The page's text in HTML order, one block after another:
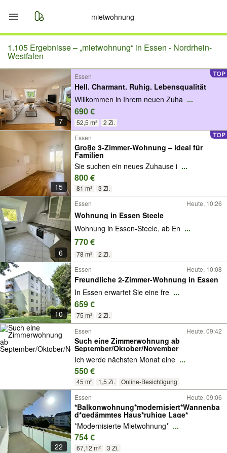
Start
Merkliste
Nachrichten
Anzeige aufgeben
1.105 Ergebnisse –„mietwohnung“ in Essen - Nordrhein-
Westfalen
7
Essen
Hell. Charmant. Ruhig. Lebensqualität
Willkommen in Ihrem neuen Zuha ...
690 €
52,5 m² 2 Zi.
15
Essen
Große 3-Zimmer-Wohnung – ideal für
Familien
Sie suchen ein neues Zuhause i ...
800 €
81 m² 3 Zi.
6
Essen Heute, 10:26
Wohnung in Essen Steele
Wohnung in Essen-Steele, ab En ...
770 €
78 m² 2 Zi.
10
Essen Heute, 10:08
Freundliche 2-Zimmer-Wohnung in Essen
In Essen erwartet Sie eine fre ...
659 €
75 m²
2 Zi.
Essen
Heute, 09:42
Such eine Zimmerwohnung ab
September/Oktober/November
Ich werde nächsten Monat eine ...
550 €
45 m² 1,5 Zi. Online-Besichtigung
22
Essen Heute, 09:06
*Balkonwohnung*modernisiert*Wannenba
d*gedämmtes Haus*ruhige Lage*
*Modernisierte Mietwohnung* ...
754 €
67,12 m² 3 Zi.